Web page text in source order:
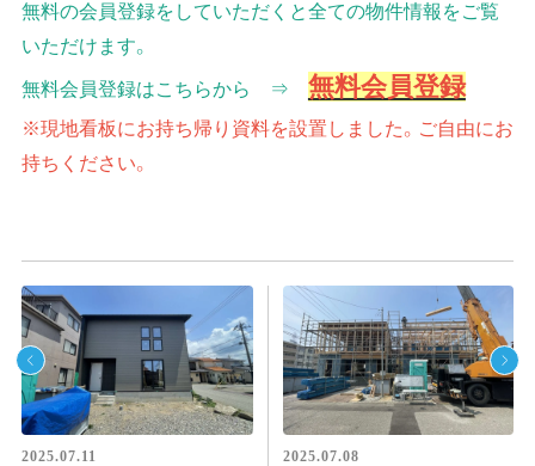
無料の会員登録をしていただくと全ての物件情報をご覧
いただけます。
無料会員登録はこちらから ⇒ 無料会員登録
※現地看板にお持ち帰り資料を設置しました。ご自由にお
持ちください。
2025.07.11 2025.07.08